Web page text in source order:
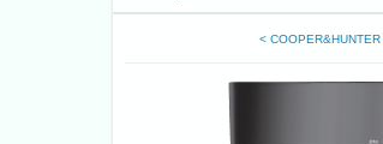
<